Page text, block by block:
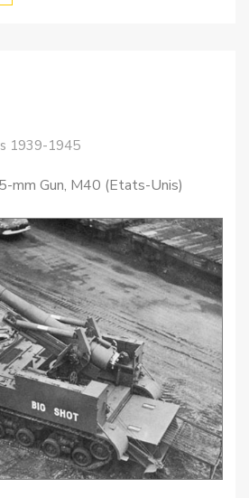
1939-1945
mm Gun, M40 (Etats-Unis)